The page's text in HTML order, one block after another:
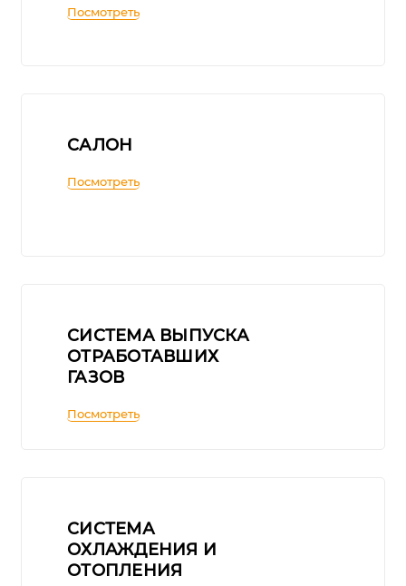
Посмотреть
САЛОН
Посмотреть
СИСТЕМА ВЫПУСКА
ОТРАБОТАВШИХ
ГАЗОВ
Посмотреть
СИСТЕМА
ОХЛАЖДЕНИЯ И
ОТОПЛЕНИЯ